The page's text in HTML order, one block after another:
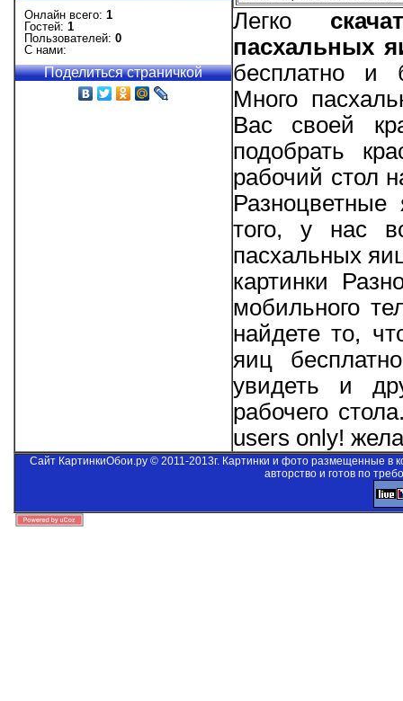
Онлайн всего: 1
Гостей: 1
Пользователей: 0
С нами:
Поделиться страничкой
Легко
пасхальных
бесплатно и
Много
Вас своей
подобрать
рабочий стол
того, у нас
пасхальных
картинки
мобильного
найдете то,
яиц
увидеть и
рабочего
users only!
Сайт КартинкиОбои.ру © 2011-2013г. Картинки и фото размещенные в
авторство и готов по